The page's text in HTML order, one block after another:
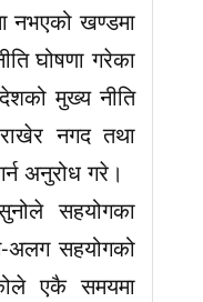
नभएको खण्डमा
घोषणा गरेका
मुख्य नीति
राखेर नगद तथा
अनुरोध गरे।
सहयोगका
सहयोगको
एकै समयमा